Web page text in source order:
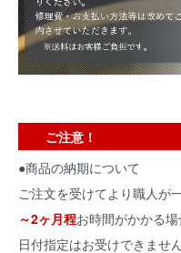
ご注意！
●商品の納期について
ご注文を受けてより職人が
～2ヶ月程お時間がかかる場
日付指定はお受けできませ